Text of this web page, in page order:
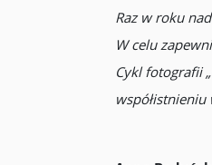
Raz w roku
W celu
Cykl fotografii